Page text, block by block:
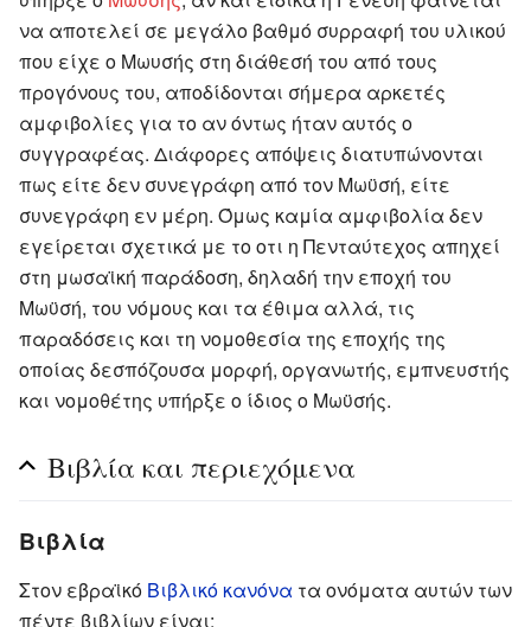
να αποτελεί σε μεγάλο βαθμό συρραφή του υλικού
που είχε ο Μωυσής στη διάθεσή του από τους
προγόνους του, αποδίδονται σήμερα αρκετές
αμφιβολίες για το αν όντως ήταν αυτός ο
συγγραφέας. Διάφορες απόψεις διατυπώνονται
πως είτε δεν συνεγράφη από τον Μωϋσή, είτε
συνεγράφη εν μέρη. Όμως καμία αμφιβολία δεν
εγείρεται σχετικά με το οτι η Πενταύτεχος απηχεί
στη μωσαϊκή παράδοση, δηλαδή την εποχή του
Μωϋσή, του νόμους και τα έθιμα αλλά, τις
παραδόσεις και τη νομοθεσία της εποχής της
οποίας δεσπόζουσα μορφή, οργανωτής, εμπνευστής
και νομοθέτης υπήρξε ο ίδιος ο Μωϋσής.
Βιβλία και περιεχόμενα
Βιβλία
Στον εβραϊκό Βιβλικό κανόνα τα ονόματα αυτών των
πέντε βιβλίων είναι: